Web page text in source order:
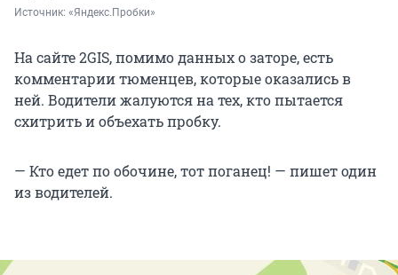
Источник: «Яндекс.Пробки»
На сайте 2GIS, помимо данных о заторе, есть
комментарии тюменцев, которые оказались в
ней. Водители жалуются на тех, кто пытается
схитрить и объехать пробку.
— Кто едет по обочине, тот поганец! — пишет один
из водителей.